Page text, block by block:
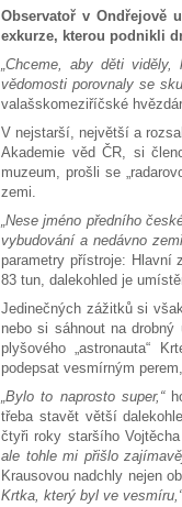
Observatoř v Ondřejově
exkurze, kterou podnikli
„Chceme, aby děti
vědomosti porovnaly se
valašskomeziříčské
V nejstarší, největší a
Akademie věd ČR, si
muzeum, prošli se
zemi.
„Nese jméno předního
vybudování a nedávno
parametry přístroje: Hlavní
83 tun, dalekohled je
Jedinečných zážitků si
nebo si sáhnout na
plyšového „astronauta“
podepsat vesmírným
„Bylo to naprosto super,“
třeba stavět větší
čtyři roky staršího
ale tohle mi přišlo
Krausovou nadchly nejen
Krtka, který byl ve vesmíru,“